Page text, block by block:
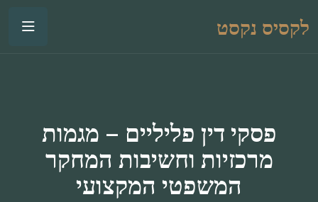
לקסיס נקסט
פסקי דין פליליים – מגמות
מרכזיות וחשיבות המחקר
המשפטי המקצועי